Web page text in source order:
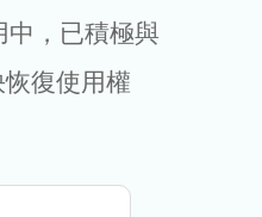
中，已積極與
復使用權